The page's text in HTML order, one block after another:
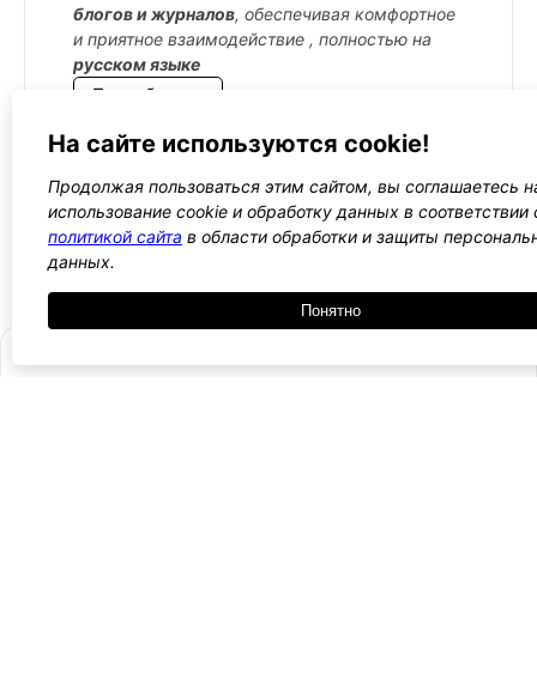
блогов и журналов, обеспечивая комфортное
и приятное взаимодействие , полностью на
русском языке
Подробнее →
← 1 2 3 4 5 →
Все WordPress шаблоны →
На сайте используются cookie!
Продолжая пользоваться этим сайтом, вы соглашаетесь
использование cookie и обработку данных в соответствии
политикой сайта в области обработки и защиты
данных.
Понятно